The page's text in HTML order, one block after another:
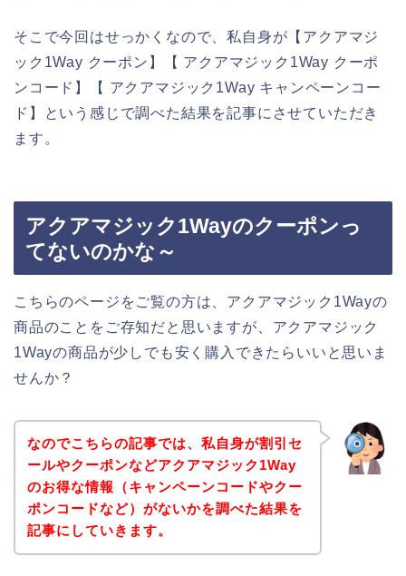
そこで今回はせっかくなので、私自身が【アクアマジ
ック1Way クーポン】【 アクアマジック1Way クーポ
ンコード】【 アクアマジック1Way キャンペーンコー
ド】という感じで調べた結果を記事にさせていただき
ます。
アクアマジック1Wayのクーポンっ
てないのかな～
こちらのページをご覧の方は、アクアマジック1Wayの
商品のことをご存知だと思いますが、アクアマジック
1Wayの商品が少しでも安く購入できたらいいと思いま
せんか？
なのでこちらの記事では、私自身が割引セ
ールやクーポンなどアクアマジック1Way
のお得な情報（キャンペーンコードやクー
ポンコードなど）がないかを調べた結果を
記事にしていきます。